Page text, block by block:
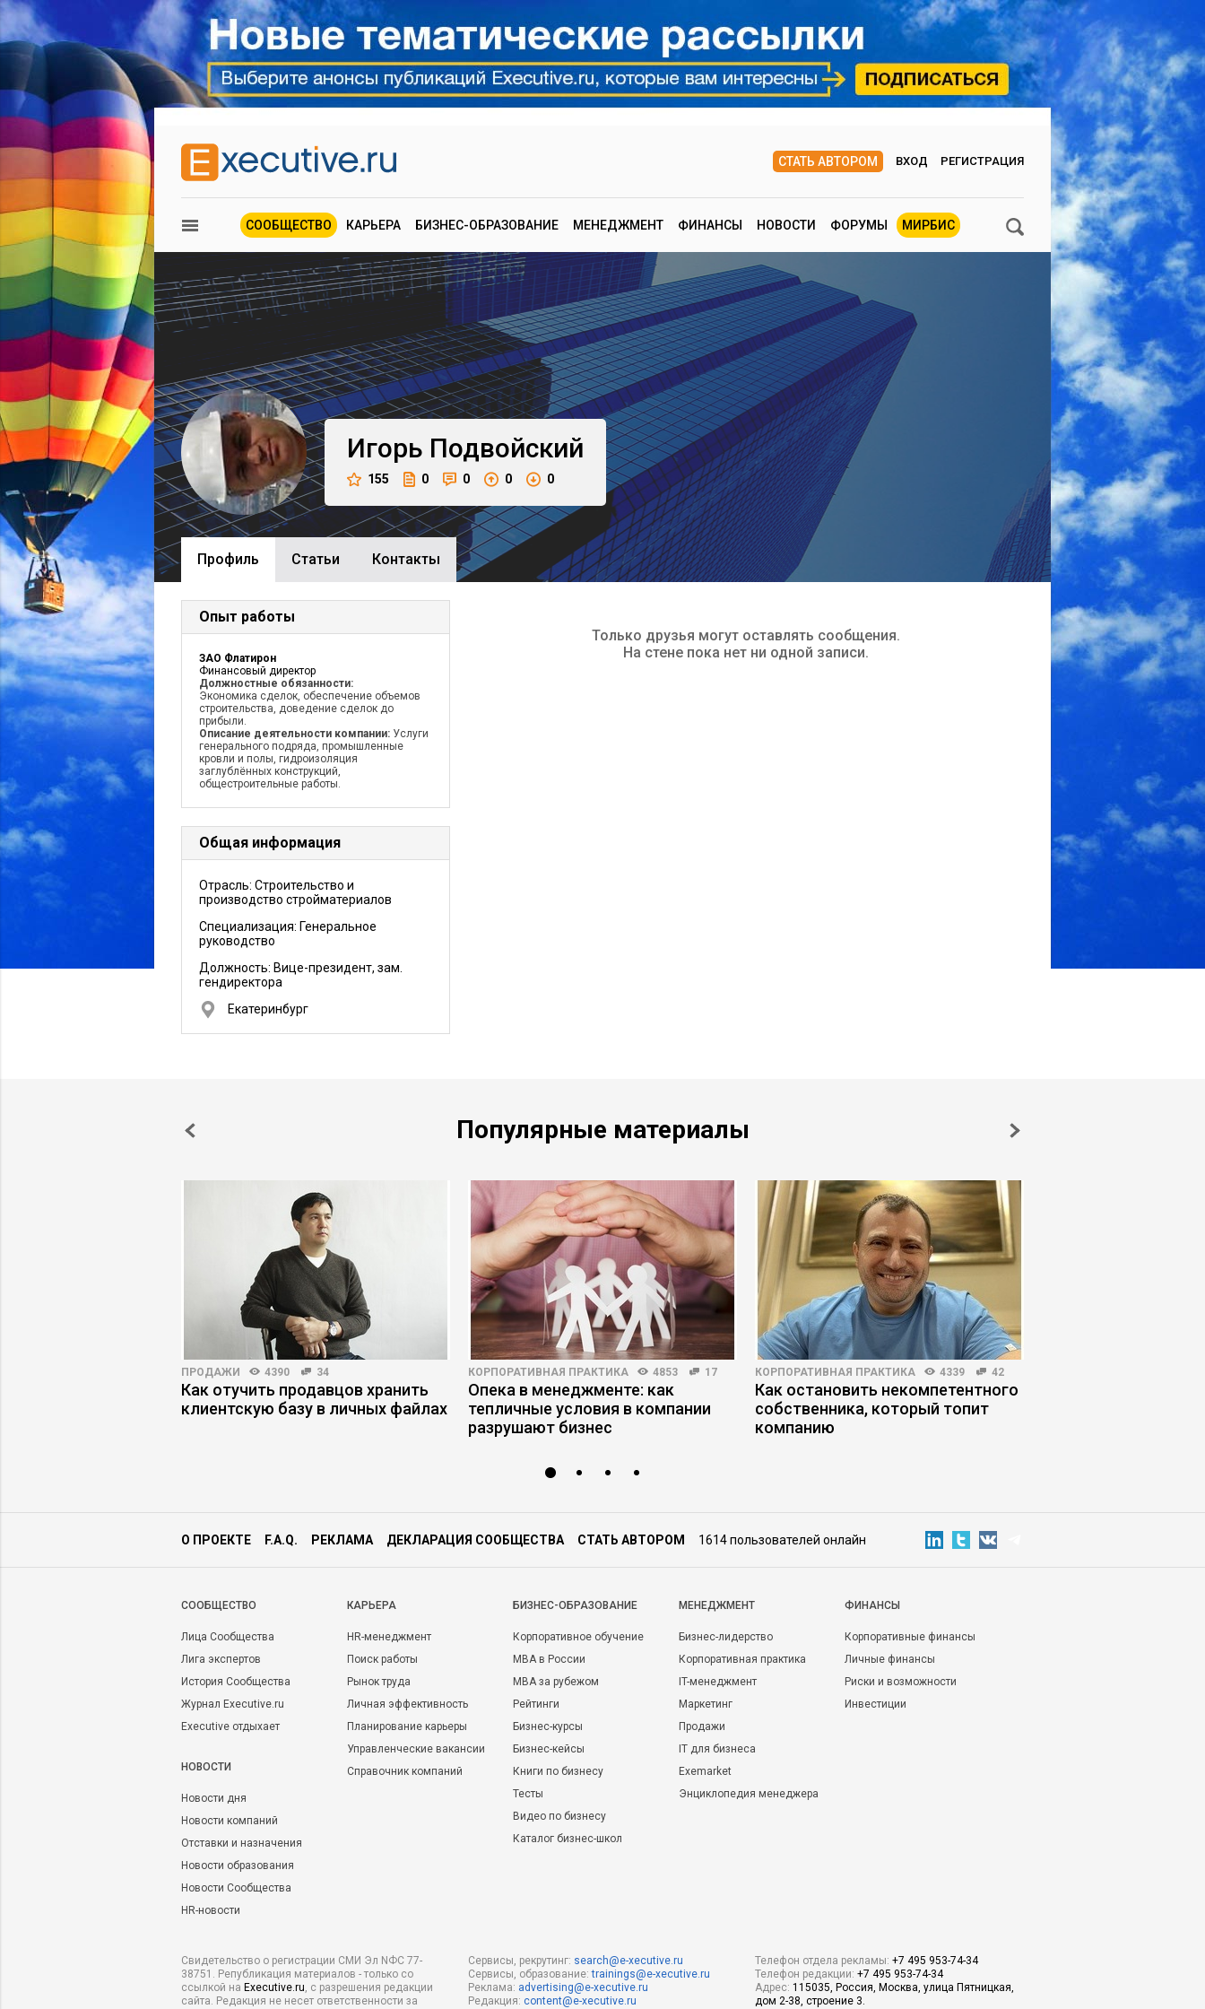
СТАТЬ АВТОРОМ ВХОД РЕГИСТРАЦИЯ
СООБЩЕСТВО КАРЬЕРА БИЗНЕС-ОБРАЗОВАНИЕ МЕНЕДЖМЕНТ ФИНАНСЫ НОВОСТИ ФОРУМЫ МИРБИС
Игорь Подвойский
155 0 0 0 0
Профиль Cтатьи Контакты
Опыт работы
ЗАО Флатирон
Финансовый директор
Должностные обязанности:
Экономика сделок, обеспечение объемов
строительства, доведение сделок до
прибыли.
Описание деятельности компании: Услуги
генерального подряда, промышленные
кровли и полы, гидроизоляция
заглублённых конструкций,
общестроительные работы.
Общая информация
Отрасль: Строительство и
производство стройматериалов
Специализация: Генеральное
руководство
Должность: Вице-президент, зам.
гендиректора
Екатеринбург
Только друзья могут оставлять сообщения.
На стене пока нет ни одной записи.
Популярные материалы
ПРОДАЖИ 4390 34
Как отучить продавцов хранить
клиентскую базу в личных файлах
КОРПОРАТИВНАЯ ПРАКТИКА 4853 17
Опека в менеджменте: как
тепличные условия в компании
разрушают бизнес
КОРПОРАТИВНАЯ ПРАКТИКА 4339 42
Как остановить некомпетентного
собственника, который топит
компанию
О ПРОЕКТЕ F.A.Q. РЕКЛАМА ДЕКЛАРАЦИЯ СООБЩЕСТВА СТАТЬ АВТОРОМ 1614 пользователей онлайн
CООБЩЕСТВО
Лица Сообщества
Лига экспертов
История Сообщества
Журнал Executive.ru
Executive отдыхает
НОВОСТИ
Новости дня
Новости компаний
Отставки и назначения
Новости образования
Новости Сообщества
HR-новости
КАРЬЕРА
HR-менеджмент
Поиск работы
Рынок труда
Личная эффективность
Планирование карьеры
Управленческие вакансии
Справочник компаний
БИЗНЕС-ОБРАЗОВАНИЕ
Корпоративное обучение
MBA в России
MBA за рубежом
Рейтинги
Бизнес-курсы
Бизнес-кейсы
Книги по бизнесу
Тесты
Видео по бизнесу
Каталог бизнес-школ
МЕНЕДЖМЕНТ
Бизнес-лидерство
Корпоративная практика
IT-менеджмент
Маркетинг
Продажи
IT для бизнеса
Exemarket
Энциклопедия менеджера
ФИНАНСЫ
Корпоративные финансы
Личные финансы
Риски и возможности
Инвестиции
Свидетельство о регистрации СМИ Эл NФС 77-
38751. Републикация материалов - только со
ссылкой на Executive.ru, с разрешения редакции
сайта. Редакция не несет ответственности за
Сервисы, рекрутинг: search@e-xecutive.ru
Сервисы, образование:trainings@e-xecutive.ru
Реклама: advertising@e-xecutive.ru
Редакция: content@e-xecutive.ru
Телефон отдела рекламы: +7 495 953-74-34
Телефон редакции: +7 495 953-74-34
Адрес: 115035, Россия, Москва, улица Пятницкая,
дом 2-38, строение 3.